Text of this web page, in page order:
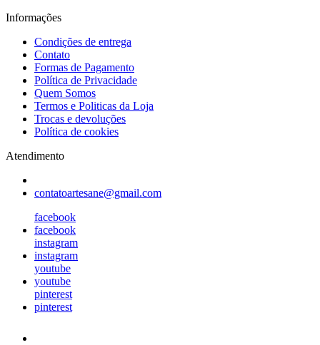
Informações
Condições de entrega
Contato
Formas de Pagamento
Política de Privacidade
Quem Somos
Termos e Politicas da Loja
Trocas e devoluções
Política de cookies
Atendimento
contatoartesane@gmail.com
facebook
facebook
instagram
instagram
youtube
youtube
pinterest
pinterest